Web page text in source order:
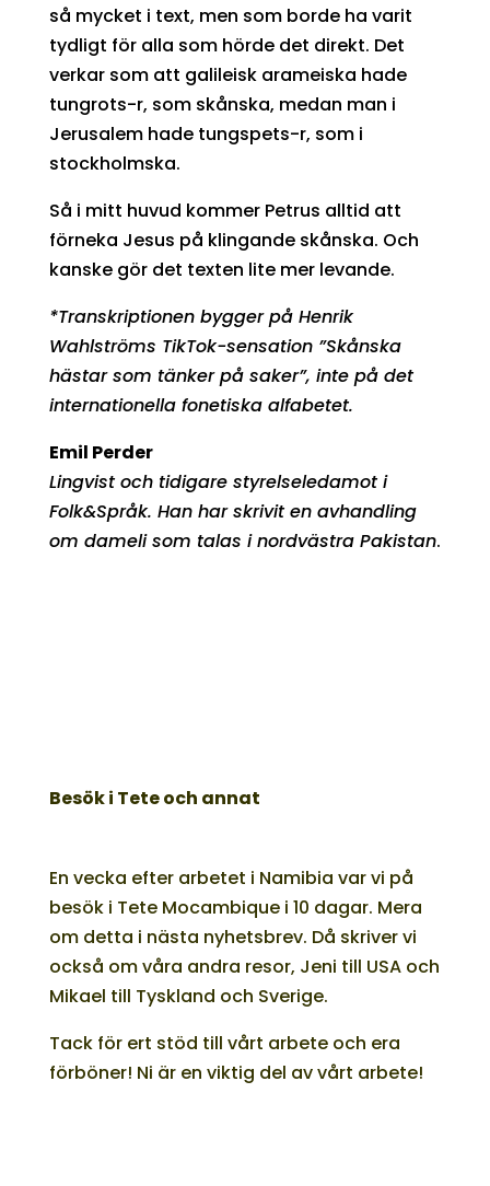
så mycket i text, men som borde ha varit
tydligt för alla som hörde det direkt. Det
verkar som att galileisk arameiska hade
tungrots-r, som skånska, medan man i
Jerusalem hade tungspets-r, som i
stockholmska.
Så i mitt huvud kommer Petrus alltid att
förneka Jesus på klingande skånska. Och
kanske gör det texten lite mer levande.
*Transkriptionen bygger på Henrik
Wahlströms TikTok-sensation ”Skånska
hästar som tänker på saker”, inte på det
internationella fonetiska alfabetet.
Emil Perder
Lingvist och tidigare styrelseledamot i
Folk&Språk. Han har skrivit en avhandling
om dameli som talas i nordvästra Pakistan.
Besök i Tete och annat
En vecka efter arbetet i Namibia var vi på
besök i Tete Mocambique i 10 dagar. Mera
om detta i nästa nyhetsbrev. Då skriver vi
också om våra andra resor, Jeni till USA och
Mikael till Tyskland och Sverige.
Tack för ert stöd till vårt arbete och era
förböner! Ni är en viktig del av vårt arbete!